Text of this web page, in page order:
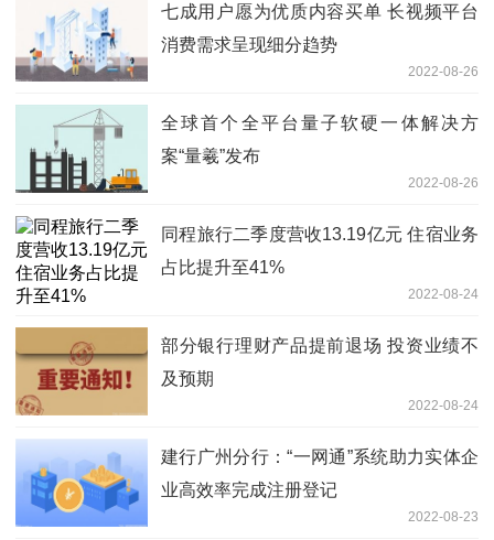
七成用户愿为优质内容买单 长视频平台
消费需求呈现细分趋势
2022-08-26
全球首个全平台量子软硬一体解决方
案“量羲”发布
2022-08-26
同程旅行二季度营收13.19亿元 住宿业务
占比提升至41%
2022-08-24
部分银行理财产品提前退场 投资业绩不
及预期
2022-08-24
建行广州分行：“一网通”系统助力实体企
业高效率完成注册登记
2022-08-23